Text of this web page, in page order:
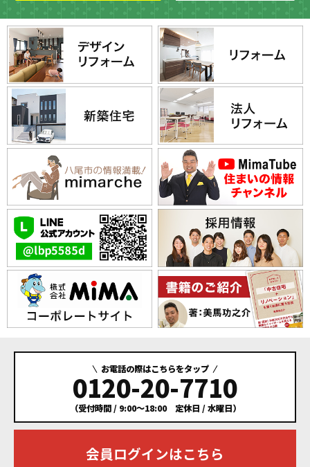
お電話の際はこちらをタップ
0120-20-7710
（受付時間 / 9:00～18:00 定休日 / 水曜日）
会員ログインはこちら